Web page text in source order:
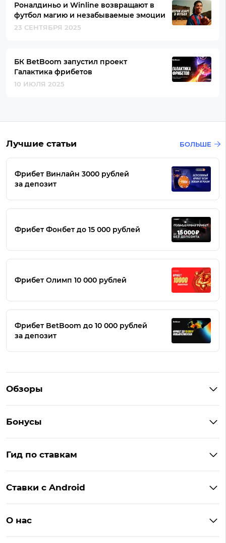
Роналдиньо и Winline возвращают в
футбол магию и незабываемые эмоции
23 СЕНТЯБРЯ 2025
БК BetBoom запустил проект
Галактика фрибетов
10 ИЮЛЯ 2025
Лучшие статьи БОЛЬШЕ
Фрибет Винлайн 3000 рублей
за депозит
Фрибет Фонбет до 15 000 рублей
Фрибет Олимп 10 000 рублей
Фрибет BetBoom до 10 000 рублей
за депозит
Обзоры
BetBoom
Пари
Леон
Zenit
Бонусы
Бонусы BetBoom
Бонусы Леон
Гид по ставкам
Ставки с Android
О нас